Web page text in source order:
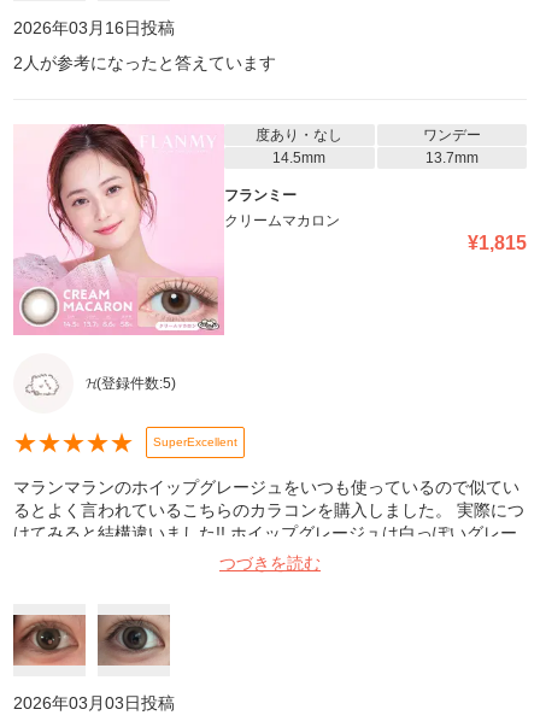
2026年03月16日投稿
2 人が参考になったと答えています
度あり・なし
ワンデー
14.5mm
13.7mm
フランミー
クリームマカロン
¥1,815
𝓗(登録件数:5)
★★★★★ SuperExcellent
マランマランのホイップグレージュをいつも使っているので似てい
るとよく言われているこちらのカラコンを購入しました。 実際につ
けてみると結構違いました!! ホイップグレージュは白っぽいグレー
って感じだけどこっちは黄色強めのベージュって感じで発色します!
(裸眼は真っ黒です) 画像よりも光の色によっては結構ギャルく見え
て超可愛いです! 1枚目:室内光 2枚目:自然光
つづきを読む
2026年03月03日投稿